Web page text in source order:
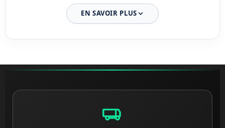
02. Démontage expert en atelier
spécialisés au sein de nos locaux en Loire-Atlantique.
les filetages, les connectiques et les surfaces sensibles.
pièces et facilite leur installation sur votre machine.
03. Nettoyage et traitement des pièces
EN SAVOIR PLUS